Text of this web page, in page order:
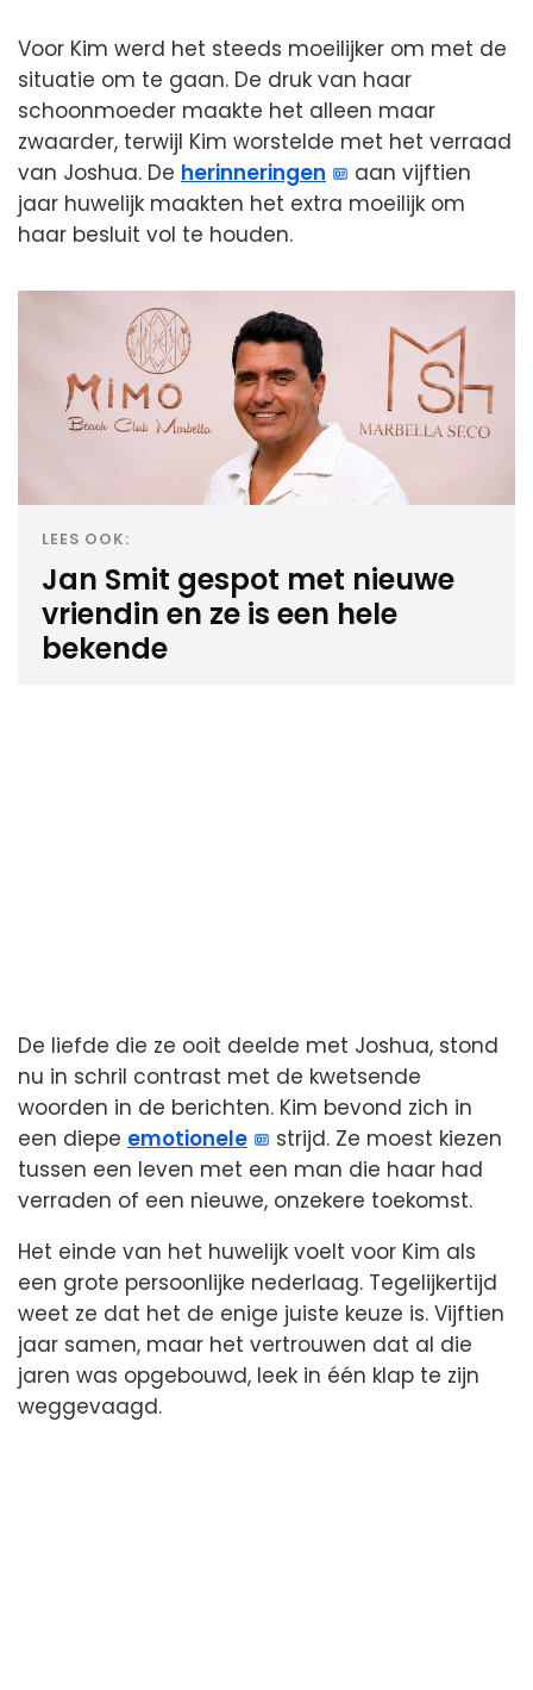
Voor Kim werd het steeds moeilijker om met de
situatie om te gaan. De druk van haar
schoonmoeder maakte het alleen maar
zwaarder, terwijl Kim worstelde met het verraad
van Joshua. De herinneringen
aan vijftien
jaar huwelijk maakten het extra moeilijk om
haar besluit vol te houden.
LEES OOK:
Jan Smit gespot met nieuwe
vriendin en ze is een hele
bekende
De liefde die ze ooit deelde met Joshua, stond
nu in schril contrast met de kwetsende
woorden in de berichten. Kim bevond zich in
een diepe emotionele
strijd. Ze moest kiezen
tussen een leven met een man die haar had
verraden of een nieuwe, onzekere toekomst.
Het einde van het huwelijk voelt voor Kim als
een grote persoonlijke nederlaag. Tegelijkertijd
weet ze dat het de enige juiste keuze is. Vijftien
jaar samen, maar het vertrouwen dat al die
jaren was opgebouwd, leek in één klap te zijn
weggevaagd.